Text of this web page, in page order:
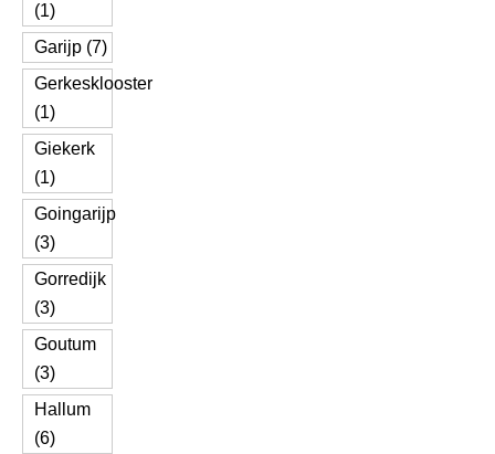
(1)
Garijp (7)
Gerkesklooster
(1)
Giekerk
(1)
Goingarijp
(3)
Gorredijk
(3)
Goutum
(3)
Hallum
(6)